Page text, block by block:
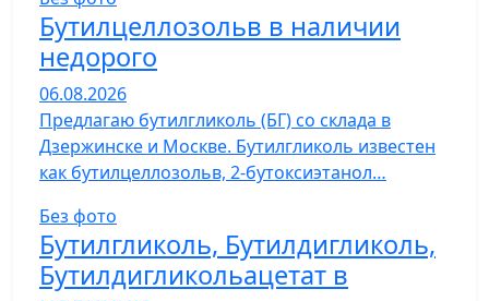
Бутилцеллозольв в наличии
недорого
06.08.2026
Предлагаю бутилгликоль (БГ) со склада в
Дзержинске и Москве. Бутилгликоль известен
как бутилцеллозольв, 2-бутоксиэтанол…
Без фото
Бутилгликоль, Бутилдигликоль,
Бутилдигликольацетат в